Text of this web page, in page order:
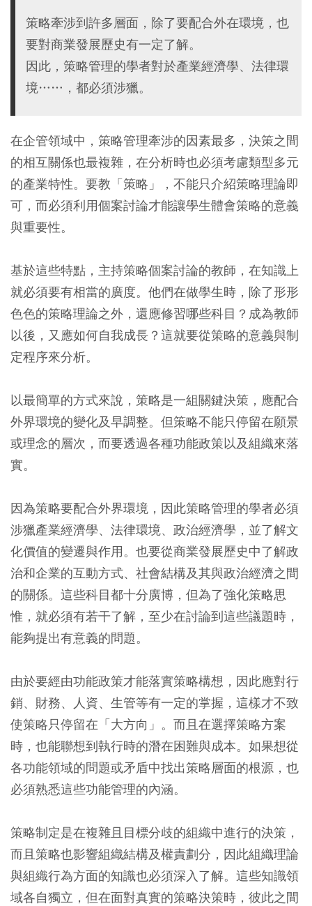
策略牽涉到許多層面，除了要配合外在環境，也
要對商業發展歷史有一定了解。
因此，策略管理的學者對於產業經濟學、法律環
境……，都必須涉獵。
在企管領域中，策略管理牽涉的因素最多，決策之間
的相互關係也最複雜，在分析時也必須考慮類型多元
的產業特性。要教「策略」，不能只介紹策略理論即
可，而必須利用個案討論才能讓學生體會策略的意義
與重要性。
基於這些特點，主持策略個案討論的教師，在知識上
就必須要有相當的廣度。他們在做學生時，除了形形
色色的策略理論之外，還應修習哪些科目？成為教師
以後，又應如何自我成長？這就要從策略的意義與制
定程序來分析。
以最簡單的方式來說，策略是一組關鍵決策，應配合
外界環境的變化及早調整。但策略不能只停留在願景
或理念的層次，而要透過各種功能政策以及組織來落
實。
因為策略要配合外界環境，因此策略管理的學者必須
涉獵產業經濟學、法律環境、政治經濟學，並了解文
化價值的變遷與作用。也要從商業發展歷史中了解政
治和企業的互動方式、社會結構及其與政治經濟之間
的關係。這些科目都十分廣博，但為了強化策略思
惟，就必須有若干了解，至少在討論到這些議題時，
能夠提出有意義的問題。
由於要經由功能政策才能落實策略構想，因此應對行
銷、財務、人資、生管等有一定的掌握，這樣才不致
使策略只停留在「大方向」。而且在選擇策略方案
時，也能聯想到執行時的潛在困難與成本。如果想從
各功能領域的問題或矛盾中找出策略層面的根源，也
必須熟悉這些功能管理的內涵。
策略制定是在複雜且目標分歧的組織中進行的決策，
而且策略也影響組織結構及權責劃分，因此組織理論
與組織行為方面的知識也必須深入了解。這些知識領
域各自獨立，但在面對真實的策略決策時，彼此之間